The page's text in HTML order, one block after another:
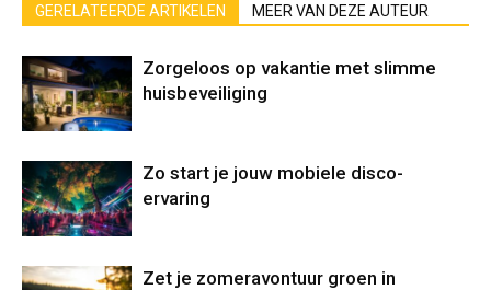
GERELATEERDE ARTIKELEN MEER VAN DEZE AUTEUR
Zorgeloos op vakantie met slimme
huisbeveiliging
Zo start je jouw mobiele disco-
ervaring
Zet je zomeravontuur groen in